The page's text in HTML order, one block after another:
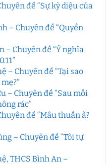
đề “Sự kỳ diệu của
– Chuyên đề “Quyền
– Chuyên đề “Ý nghĩa
– Chuyên đề “Tại sao
– Chuyên đề “Sau mỗi
rác”
đề “Mâu thuẫn à?
– Chuyên đề “Tôi tự
THCS Bình An –